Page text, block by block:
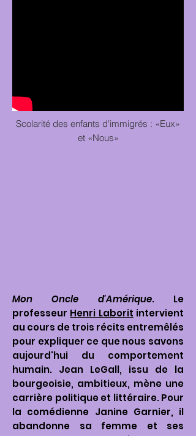
Scolarité des enfants d'immigrés : «Eux»
et «Nous»
Mon Oncle d'Amérique. Le
professeur Henri Laborit intervient
au cours de trois récits entremêlés
pour expliquer ce que nous savons
aujourd'hui du comportement
humain. Jean LeGall, issu de la
bourgeoisie, ambitieux, mène une
carrière politique et littéraire. Pour
la comédienne Janine Garnier, il
abandonne sa femme et ses